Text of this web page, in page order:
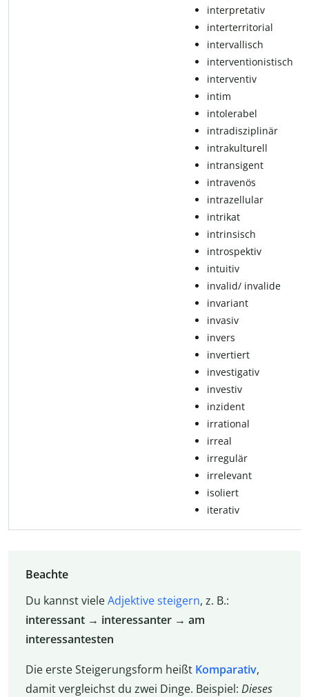
interpretativ
in­ter­ter­ri­to­ri­al
intervallisch
interventionistisch
interventiv
in­tim
intolerabel
intradisziplinär
intrakulturell
in­tran­si­gent
in­t­ra­ve­nös
in­t­ra­zel­lu­lar
intrikat
intrinsisch
introspektiv
in­tu­i­tiv
invalid/ invalide
invariant
invasiv
invers
invertiert
in­ves­ti­ga­tiv
in­ves­tiv
inzident
ir­ra­ti­o­nal
ir­re­al
ir­re­gu­lär
ir­re­le­vant
isoliert
ite­ra­tiv
Beachte
Du kannst vieleAdjektive steigern, z. B.:
interessant → interessanter → am
interessantesten
Die erste Steigerungsform heißt Komparativ,
damit vergleichst du zwei Dinge. Beispiel: Dieses